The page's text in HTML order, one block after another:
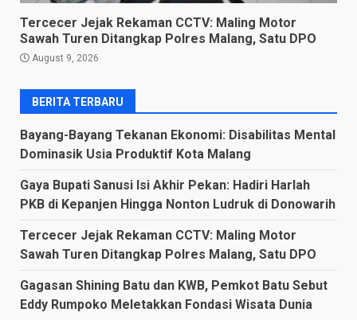
Tercecer Jejak Rekaman CCTV: Maling Motor
Sawah Turen Ditangkap Polres Malang, Satu DPO
August 9, 2026
BERITA TERBARU
Bayang-Bayang Tekanan Ekonomi: Disabilitas Mental
Dominasik Usia Produktif Kota Malang
Gaya Bupati Sanusi Isi Akhir Pekan: Hadiri Harlah
PKB di Kepanjen Hingga Nonton Ludruk di Donowarih
Tercecer Jejak Rekaman CCTV: Maling Motor
Sawah Turen Ditangkap Polres Malang, Satu DPO
Gagasan Shining Batu dan KWB, Pemkot Batu Sebut
Eddy Rumpoko Meletakkan Fondasi Wisata Dunia